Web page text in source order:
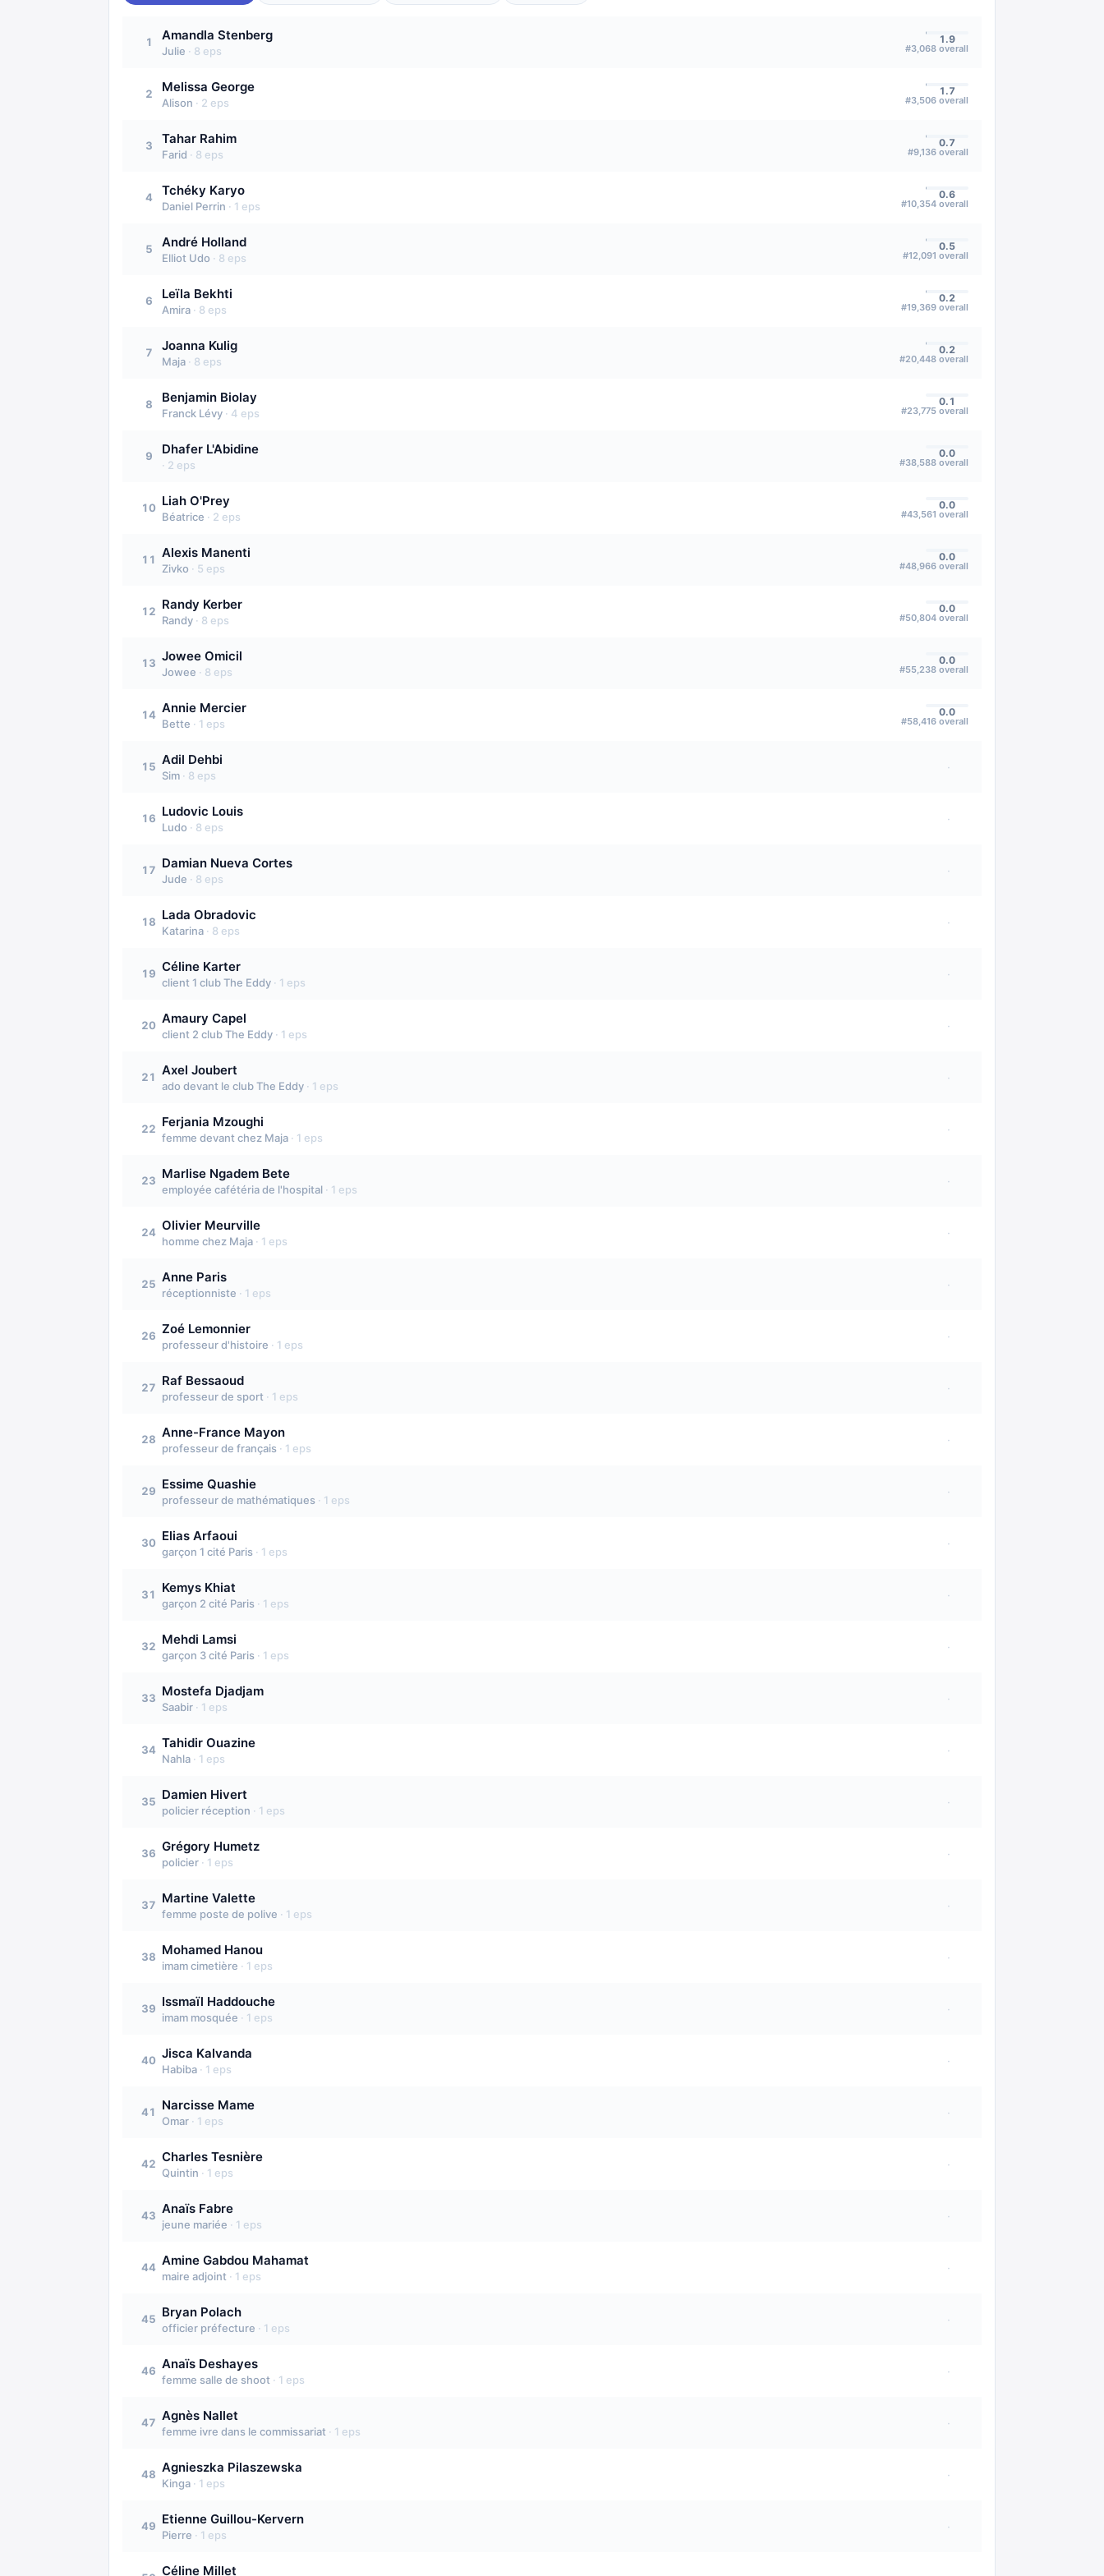
1 Amandla Stenberg
Julie · 8 eps
1.9
#3,068 overall
2 Melissa George
Alison · 2 eps
1.7
#3,506 overall
3 Tahar Rahim
Farid · 8 eps
0.7
#9,136 overall
4 Tchéky Karyo
Daniel Perrin · 1 eps
0.6
#10,354 overall
5 André Holland
Elliot Udo · 8 eps
0.5
#12,091 overall
6 Leïla Bekhti
Amira · 8 eps
0.2
#19,369 overall
7 Joanna Kulig
Maja · 8 eps
0.2
#20,448 overall
8 Benjamin Biolay
Franck Lévy · 4 eps
0.1
#23,775 overall
9 Dhafer L'Abidine
· 2 eps
0.0
#38,588 overall
10 Liah O'Prey
Béatrice · 2 eps
0.0
#43,561 overall
11 Alexis Manenti
Zivko · 5 eps
0.0
#48,966 overall
12 Randy Kerber
Randy · 8 eps
0.0
#50,804 overall
13 Jowee Omicil
Jowee · 8 eps
0.0
#55,238 overall
14 Annie Mercier
Bette · 1 eps
0.0
#58,416 overall
15 Adil Dehbi
Sim · 8 eps
·
16 Ludovic Louis
Ludo · 8 eps
·
17 Damian Nueva Cortes
Jude · 8 eps
·
18 Lada Obradovic
Katarina · 8 eps
·
19 Céline Karter
client 1 club The Eddy · 1 eps
·
20 Amaury Capel
client 2 club The Eddy · 1 eps
·
21 Axel Joubert
ado devant le club The Eddy · 1 eps
·
22 Ferjania Mzoughi
femme devant chez Maja · 1 eps
·
23 Marlise Ngadem Bete
employée cafétéria de l'hospital · 1 eps
·
24 Olivier Meurville
homme chez Maja · 1 eps
·
25 Anne Paris
réceptionniste · 1 eps
·
26 Zoé Lemonnier
professeur d'histoire · 1 eps
·
27 Raf Bessaoud
professeur de sport · 1 eps
·
28 Anne-France Mayon
professeur de français · 1 eps
·
29 Essime Quashie
professeur de mathématiques · 1 eps
·
30 Elias Arfaoui
garçon 1 cité Paris · 1 eps
·
31 Kemys Khiat
garçon 2 cité Paris · 1 eps
·
32 Mehdi Lamsi
garçon 3 cité Paris · 1 eps
·
33 Mostefa Djadjam
Saabir · 1 eps
·
34 Tahidir Ouazine
Nahla · 1 eps
·
35 Damien Hivert
policier réception · 1 eps
·
36 Grégory Humetz
policier · 1 eps
·
37 Martine Valette
femme poste de polive · 1 eps
·
38 Mohamed Hanou
imam cimetière · 1 eps
·
39 Issmaïl Haddouche
imam mosquée · 1 eps
·
40 Jisca Kalvanda
Habiba · 1 eps
·
41 Narcisse Mame
Omar · 1 eps
·
42 Charles Tesnière
Quintin · 1 eps
·
43 Anaïs Fabre
jeune mariée · 1 eps
·
44 Amine Gabdou Mahamat
maire adjoint · 1 eps
·
45 Bryan Polach
officier préfecture · 1 eps
·
46 Anaïs Deshayes
femme salle de shoot · 1 eps
·
47 Agnès Nallet
femme ivre dans le commissariat · 1 eps
·
48 Agnieszka Pilaszewska
Kinga · 1 eps
·
49 Etienne Guillou-Kervern
Pierre · 1 eps
·
Céline Millet